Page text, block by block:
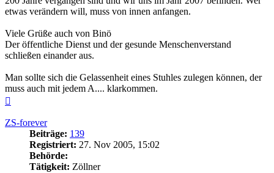
etwas verändern will, muss von innen anfangen.
Viele Grüße auch von Binö
Der öffentliche Dienst und der gesunde Menschenverstand
schließen einander aus.
Man sollte sich die Gelassenheit eines Stuhles zulegen können, der
muss auch mit jedem A.... klarkommen.
ZS-forever
Beiträge: 139
Registriert: 27. Nov 2005, 15:02
Behörde:
Tätigkeit: Zöllner